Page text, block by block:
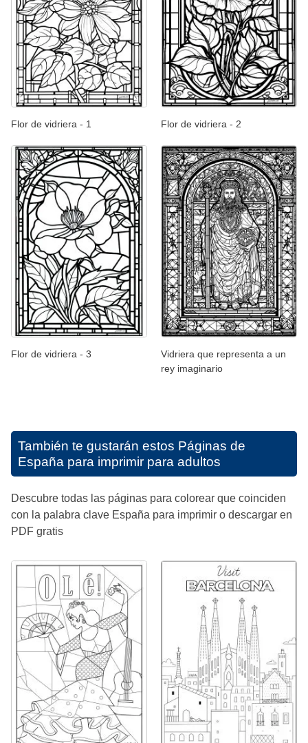
Flor de vidriera - 1 Flor de vidriera - 2
Flor de vidriera - 3
Vidriera que representa a un
rey imaginario
También te gustarán estos Páginas de
España para imprimir para adultos
Descubre todas las páginas para colorear que coinciden
con la palabra clave España para imprimir o descargar en
PDF gratis